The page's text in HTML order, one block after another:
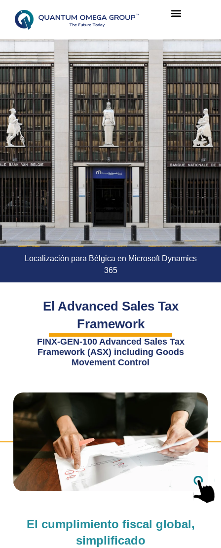
Localización para Bélgica en Microsoft Dynamics
365
El Advanced Sales Tax
Framework
FINX-GEN-100 Advanced Sales Tax
Framework (ASX) including Goods
Movement Control
El cumplimiento fiscal global,
simplificado